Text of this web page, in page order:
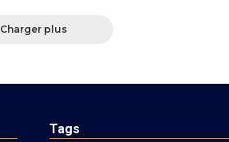
Charger plus
Tags